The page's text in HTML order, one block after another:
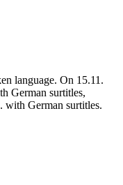
language. On 15.11.
German surtitles,
with German surtitles.